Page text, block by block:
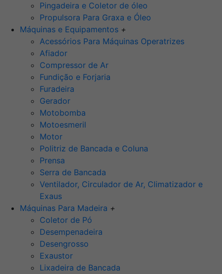
Pingadeira e Coletor de óleo
Propulsora Para Graxa e Óleo
Máquinas e Equipamentos +
Acessórios Para Máquinas Operatrizes
Afiador
Compressor de Ar
Fundição e Forjaria
Furadeira
Gerador
Motobomba
Motoesmeril
Motor
Politriz de Bancada e Coluna
Prensa
Serra de Bancada
Ventilador, Circulador de Ar, Climatizador e
Exaus
Máquinas Para Madeira +
Coletor de Pó
Desempenadeira
Desengrosso
Exaustor
Lixadeira de Bancada